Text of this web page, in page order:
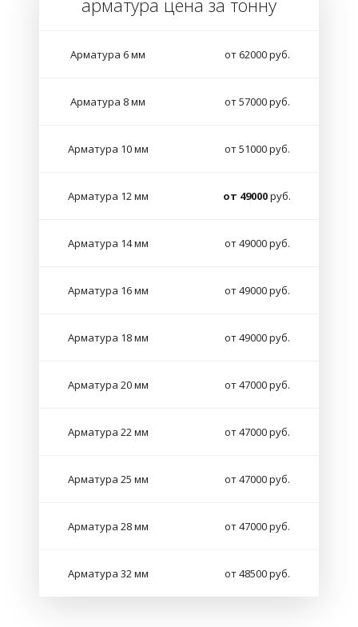
арматура цена за тонну
Арматура 6 мм от 62000 руб.
Арматура 8 мм от 57000 руб.
Арматура 10 мм от 51000 руб.
Арматура 12 мм от 49000руб.
Арматура 14 мм от 49000 руб.
Арматура 16 мм от 49000 руб.
Арматура 18 мм от 49000 руб.
Арматура 20 мм от 47000 руб.
Арматура 22 мм от 47000 руб.
Арматура 25 мм от 47000 руб.
Арматура 28 мм от 47000 руб.
Арматура 32 мм от 48500 руб.